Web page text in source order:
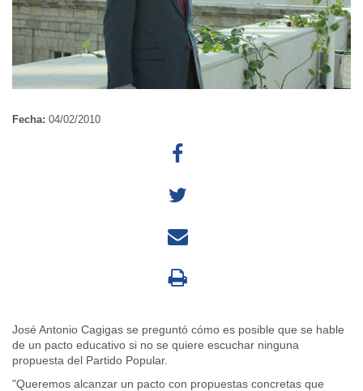
Fecha: 04/02/2010
José Antonio Cagigas se preguntó cómo es posible que se hable
de un pacto educativo si no se quiere escuchar ninguna
propuesta del Partido Popular.
"Queremos alcanzar un pacto con propuestas concretas que